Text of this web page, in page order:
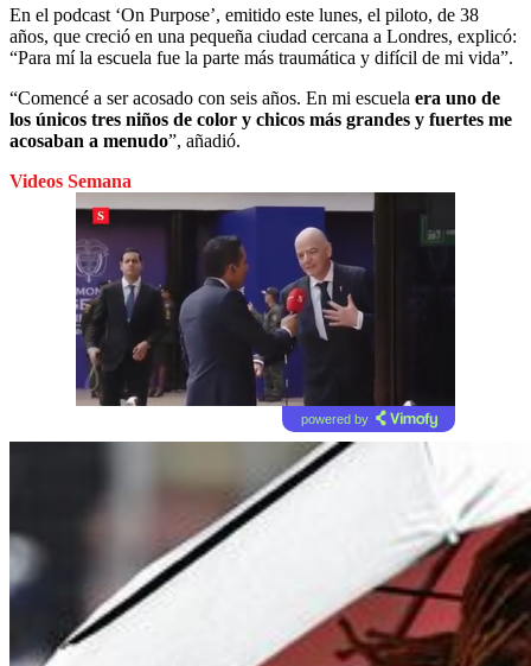
En el podcast ‘On Purpose’, emitido este lunes, el piloto, de 38
años, que creció en una pequeña ciudad cercana a Londres, explicó:
“Para mí la escuela fue la parte más traumática y difícil de mi vida”.
“Comencé a ser acosado con seis años. En mi escuela era uno de
los únicos tres niños de color y chicos más grandes y fuertes me
acosaban a menudo”, añadió.
Videos Semana
powered by